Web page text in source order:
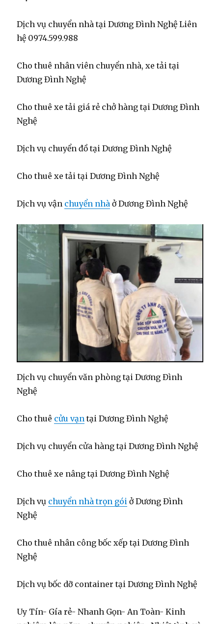
Dịch vụ chuyển nhà tại Dương Đình Nghệ Liên
hệ 0974.599.988
Cho thuê nhân viên chuyển nhà, xe tải tại
Dương Đình Nghệ
Cho thuê xe tải giá rẻ chở hàng tại Dương Đình
Nghệ
Dịch vụ chuyển đồ tại Dương Đình Nghệ
Cho thuê xe tải tại Dương Đình Nghệ
Dịch vụ vận chuyển nhà ở Dương Đình Nghệ
Dịch vụ chuyển văn phòng tại Dương Đình
Nghệ
Cho thuê cửu vạn tại Dương Đình Nghệ
Dịch vụ chuyển cửa hàng tại Dương Đình Nghệ
Cho thuê xe nâng tại Dương Đình Nghệ
Dịch vụ chuyển nhà trọn gói ở Dương Đình
Nghệ
Cho thuê nhân công bốc xếp tại Dương Đình
Nghệ
Dịch vụ bốc dỡ container tại Dương Đình Nghệ
Uy Tín- Gía rẻ- Nhanh Gọn- An Toàn- Kinh